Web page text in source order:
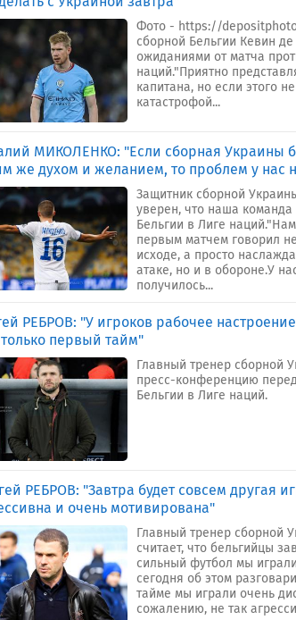
Фото - https://
сборной Бельгии Кевин
ожиданиями от матча
наций."Приятно
капитана, но если этого
катастрофой...
МИКОЛЕНКО: "Если сборная Украины
же духом и желанием, то проблем у нас
Защитник сборной
уверен, что наша
Бельгии в Лиге
первым матчем говорил
исходе, а просто
атаке, но и в обороне.У
получилось...
РЕБРОВ: "У игроков рабочее
первый тайм"
Главный тренер сборной
пресс-конференцию
Бельгии в Лиге наций.
РЕБРОВ: "Завтра будет совсем другая
и очень мотивирована"
Главный тренер сборной
считает, что бельгийцы
сильный футбол мы
сегодня об этом
тайме мы играли очень
сожалению, не так